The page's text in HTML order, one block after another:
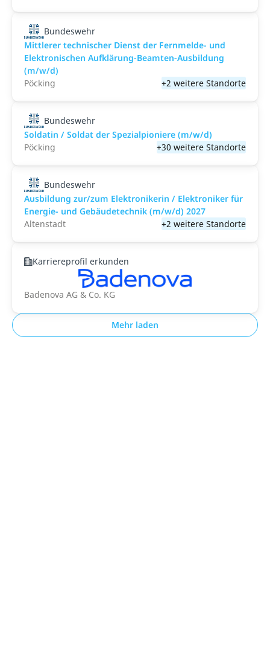
Bundeswehr
Mittlerer technischer Dienst der Fernmelde- und
Elektronischen Aufklärung-Beamten-Ausbildung
(m/w/d)
Pöcking
+2 weitere Standorte
Bundeswehr
Soldatin / Soldat der Spezialpioniere (m/w/d)
Pöcking
+30 weitere Standorte
Bundeswehr
Ausbildung zur/zum Elektronikerin / Elektroniker für
Energie- und Gebäudetechnik (m/w/d) 2027
Altenstadt
+2 weitere Standorte
Karriereprofil erkunden
Badenova AG & Co. KG
Mehr laden